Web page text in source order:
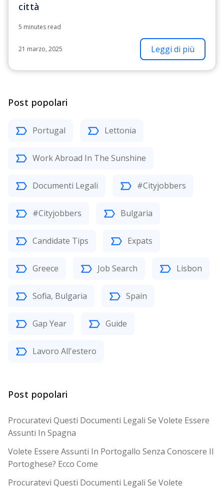
Post popolari
Portugal Lettonia
Work Abroad In The Sunshine
Documenti Legali #Cityjobbers
#Cityjobbers Bulgaria
Candidate Tips Expats
Greece Job Search Lisbon
Sofia, Bulgaria Spain
Gap Year Guide
Lavoro All'estero
Post popolari
Procuratevi Questi Documenti Legali Se Volete Essere
Assunti In Spagna
Volete Essere Assunti In Portogallo Senza Conoscere Il
Portoghese? Ecco Come
Procuratevi Questi Documenti Legali Se Volete
città
5 minutes read
21 marzo, 2025 Leggi di più